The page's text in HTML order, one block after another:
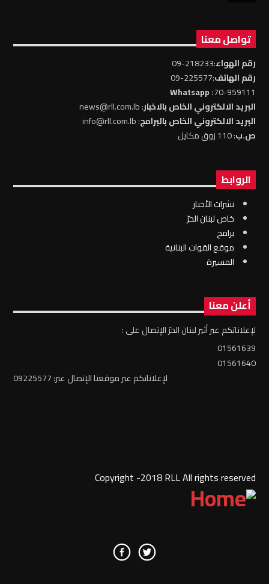
تواصل معنا
رقم الهواء:218233-09
رقم الهاتف:225577-09
70-959111
: Whatsapp
البريد الالكتروني الخاص بالاخبار: news@rll.com.lb
البريد الالكتروني الخاص بالبرامج: info@rll.com.lb
ص.ب: 110 زوق مكايل
الروابط
نشرات الأخبار
خاص لبنان الحرّ
برامج
موقع القوات البنانية
المسيرة
أعلن معنا
لإعلاناتكم عبر أثير لبنان الحرّ الإتصال على :
01561639
01561640
لإعلاناتكم عبر موقعنا الإتصال عبر: 09225577
Copyright -2018 RLL All rights reserved